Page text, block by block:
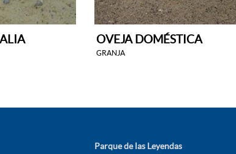
OVEJA DOMÉSTICA
GRANJA
Parque de las Leyendas